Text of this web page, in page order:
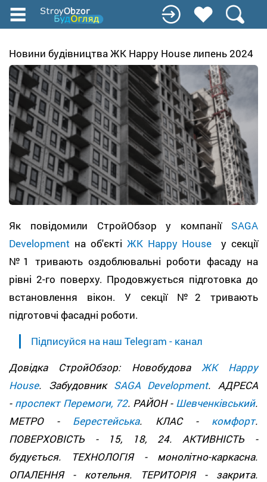
Перейти
содержанию
Новини будівництва ЖК Happy House липень 2024
Як повідомили СтройОбзор у компанії SAGA
Development на об'єкті ЖК Happy House у секції
№1 тривають оздоблювальні роботи фасаду на
рівні 2-го поверху. Продовжується підготовка до
встановлення вікон. У секції №2 тривають
підготовчі фасадні роботи.
Підписуйся на наш Telegram - канал
Довідка СтройОбзор: Новобудова ЖК Happy
House. Забудовник SAGA Development. АДРЕСА
- проспект Перемоги, 72. РАЙОН - Шевченківський.
МЕТРО - Берестейська. КЛАС - комфорт.
ПОВЕРХОВІСТЬ - 15, 18, 24. АКТИВНІСТЬ -
будується. ТЕХНОЛОГІЯ - монолітно-каркасна.
ОПАЛЕННЯ - котельня. ТЕРИТОРІЯ - закрита.